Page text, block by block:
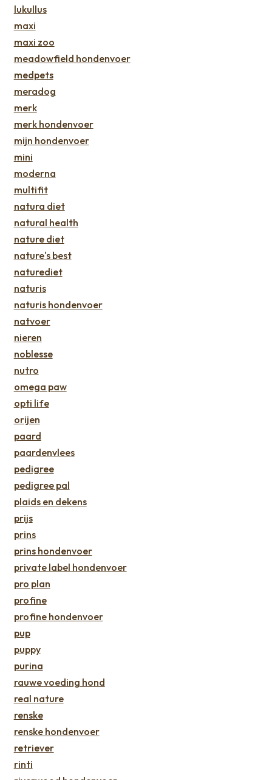
lukullus
maxi
maxi zoo
meadowfield hondenvoer
medpets
meradog
merk
merk hondenvoer
mijn hondenvoer
mini
moderna
multifit
natura diet
natural health
nature diet
nature's best
naturediet
naturis
naturis hondenvoer
natvoer
nieren
noblesse
nutro
omega paw
opti life
orijen
paard
paardenvlees
pedigree
pedigree pal
plaids en dekens
prijs
prins
prins hondenvoer
private label hondenvoer
pro plan
profine
profine hondenvoer
pup
puppy
purina
rauwe voeding hond
real nature
renske
renske hondenvoer
retriever
rinti